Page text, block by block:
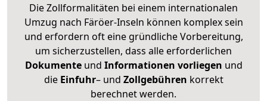
Die Zollformalitäten bei einem internationalen
Umzug nach Färöer-Inseln können komplex sein
und erfordern oft eine gründliche Vorbereitung,
um sicherzustellen, dass alle erforderlichen
Dokumenteund Informationen vorliegen und
die Einfuhr– und Zollgebühren korrekt
berechnet werden.